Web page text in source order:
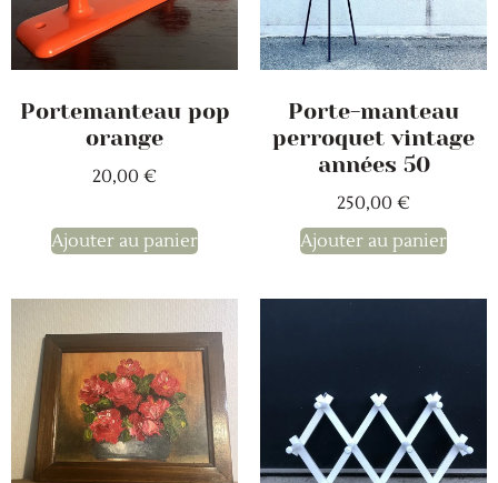
Portemanteau pop
orange
20,00 €
Ajouter au panier
Porte-manteau
perroquet vintage
années 50
250,00 €
Ajouter au panier